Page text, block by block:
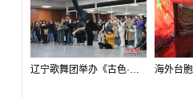
辽宁歌舞团举办《古色·国宝辽宁》排练开放日活动